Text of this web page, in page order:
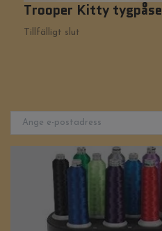
Trooper Kitty tygpåse
Tillfälligt slut